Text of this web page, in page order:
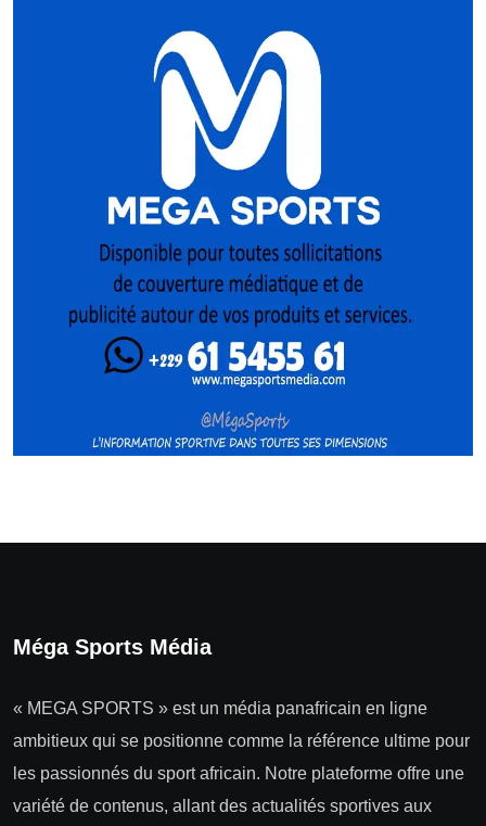
Méga Sports Média
« MEGA SPORTS » est un média panafricain en ligne
ambitieux qui se positionne comme la référence ultime pour
les passionnés du sport africain. Notre plateforme offre une
variété de contenus, allant des actualités sportives aux